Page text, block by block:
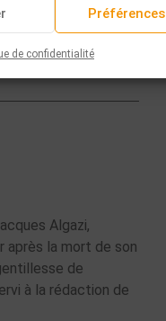
Préférences
de confidentialité
Algazi,
après la mort de son
de
à la rédaction de